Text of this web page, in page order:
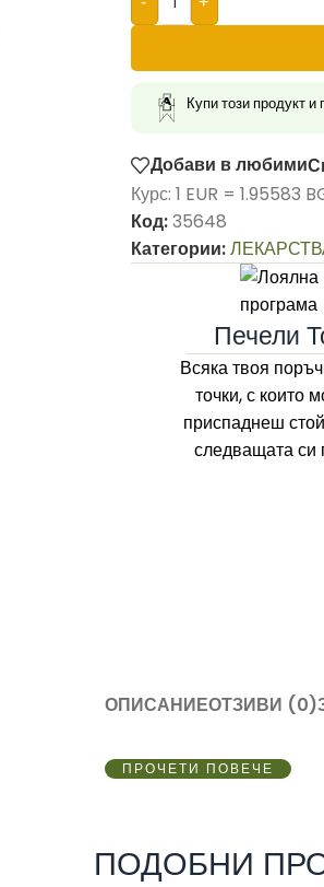
Купи този продукт и
Добави в любими
Курс: 1 EUR = 1.95583
Код:35648
Категории:
Печели
Всяка твоя
точки, с които
приспаднеш
следващата си
ОПИСАНИЕОТЗИВИ (0)
ПРОЧЕТИ ПОВЕЧЕ
ПОДОБНИ